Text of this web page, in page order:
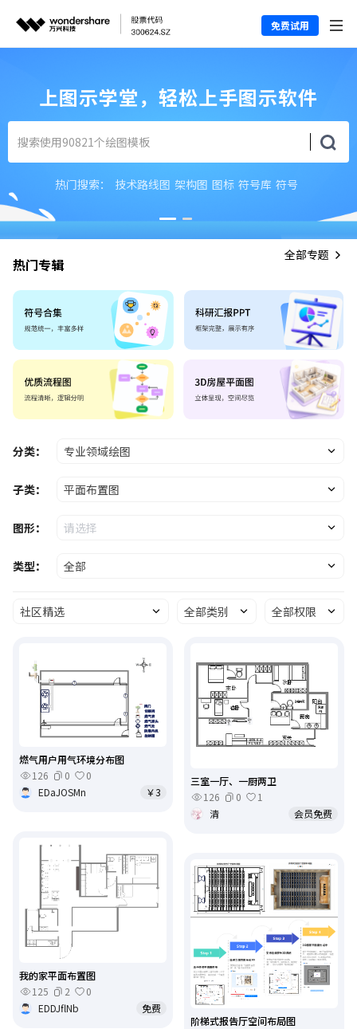
免费试用
图示社区达人招募
热门搜索： 技术路线图 架构图 图标 符号库 符号
热门专辑
全部专题
分类： 专业领域绘图
子类： 平面布置图
图形： 请选择
类型： 全部
社区精选 全部类别 全部权限
燃气用户用气环境分布图
126
0
0
EDaJOSMn
￥3
三室一厅、一厨两卫
126
0
1
清
会员免费
我的家平面布置图
125
2
0
EDDJflNb
免费
阶梯式报告厅空间布局图